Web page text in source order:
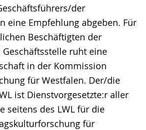
der
eine Empfehlung abgeben. Für
Beschäftigten der
Geschäftsstelle ruht eine
in der Kommission
für Westfalen. Der/die
ist Dienstvorgesetzte:r aller
seitens des LWL für die
für